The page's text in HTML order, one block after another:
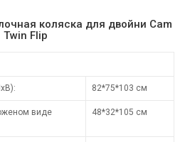
коляска для двойни Cam
Twin Flip
82*75*103 см
виде
48*32*105 см